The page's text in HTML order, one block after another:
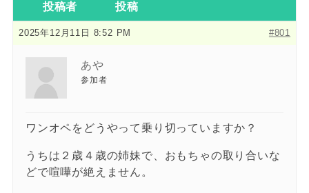
投稿者 投稿
2025年12月11日 8:52 PM #801
あや
参加者
ワンオペをどうやって乗り切っていますか？
うちは２歳４歳の姉妹で、おもちゃの取り合いな
どで喧嘩が絶えません。